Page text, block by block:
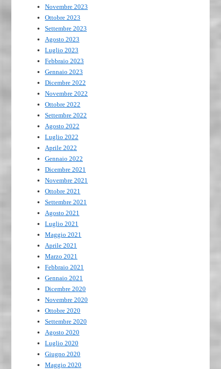
Novembre 2023
Ottobre 2023
Settembre 2023
Agosto 2023
Luglio 2023
Febbraio 2023
Gennaio 2023
Dicembre 2022
Novembre 2022
Ottobre 2022
Settembre 2022
Agosto 2022
Luglio 2022
Aprile 2022
Gennaio 2022
Dicembre 2021
Novembre 2021
Ottobre 2021
Settembre 2021
Agosto 2021
Luglio 2021
Maggio 2021
Aprile 2021
Marzo 2021
Febbraio 2021
Gennaio 2021
Dicembre 2020
Novembre 2020
Ottobre 2020
Settembre 2020
Agosto 2020
Luglio 2020
Giugno 2020
Maggio 2020